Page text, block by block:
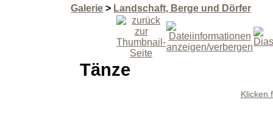
Galerie > Landschaft, Berge und Dörfer
Tänze
Klicken